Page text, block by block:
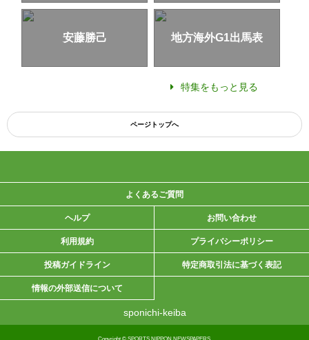
安藤勝己 地方海外G1出馬表
特集をもっと見る
ページトップへ
よくあるご質問
ヘルプ お問い合わせ
利用規約 プライバシーポリシー
投稿ガイドライン 特定商取引法に基づく表記
情報の外部送信について
sponichi-keiba